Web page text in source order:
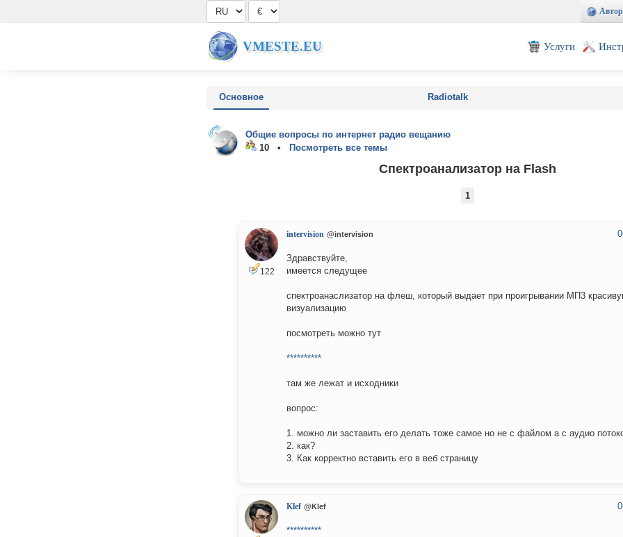
VMESTE.EU Услуги
Основное Radiotalk
Общие вопросы по интернет радио вещанию
10 •
Посмотреть все темы
Спектроанализатор на Flash
1
122
intervision @intervision
Здравствуйте,
имеется следущее
спектроанаслизатор на флеш, который выдает при проигрывании МП3
визуализацию
посмотреть можно тут
**********
там же лежат и исходники
вопрос:
1. можно ли заставить его делать тоже самое но не с файлом а с аудио
2. как?
3. Как корректно вставить его в веб страницу
Klef @Klef
**********